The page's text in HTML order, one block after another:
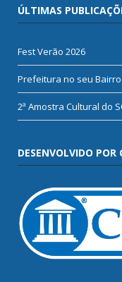
ÚLTIMAS
Fest Verão 2026
Prefeitura no seu
2ª Amostra Cultural do
DESENVOLVIDO POR